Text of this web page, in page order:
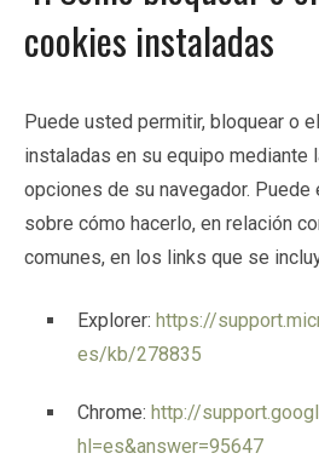
cookies instaladas
Puede usted permitir, bloquear o
instaladas en su equipo mediante
opciones de su navegador. Puede
sobre cómo hacerlo, en relación
comunes, en los links que se
Explorer: https://
es/kb/278835
Chrome: http://
hl=es&answer=95647